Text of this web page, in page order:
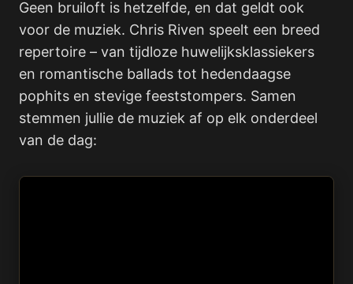
Geen bruiloft is hetzelfde, en dat geldt ook
voor de muziek. Chris Riven speelt een breed
repertoire – van tijdloze huwelijksklassiekers
en romantische ballads tot hedendaagse
pophits en stevige feeststompers. Samen
stemmen jullie de muziek af op elk onderdeel
van de dag: